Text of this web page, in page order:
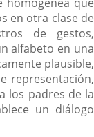
en otra clase de
de gestos,
alfabeto en una
plausible,
representación,
los padres de la
un diálogo